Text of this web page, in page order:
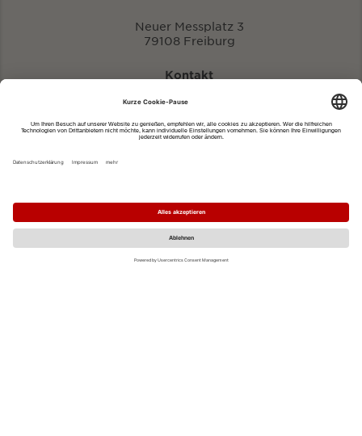
Neuer Messplatz 3
79108 Freiburg
Kontakt
eventportal@fwtm.de
Impressum